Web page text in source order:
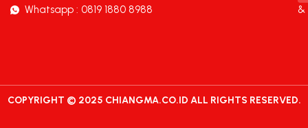
Whatsapp : 0819 1880 8988
&
COPYRIGHT © 2025 CHIANGMA.CO.ID ALL RIGHTS RESERVED.